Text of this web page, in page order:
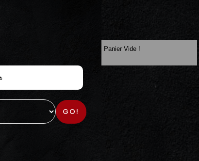
Panier Vide !